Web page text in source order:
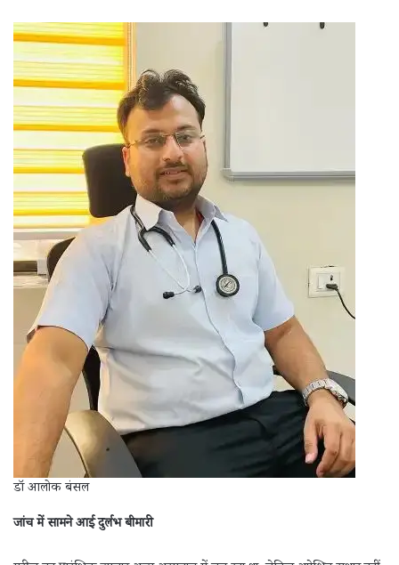
डॉ आलोक बंसल
जांच में सामने आई दुर्लभ बीमारी